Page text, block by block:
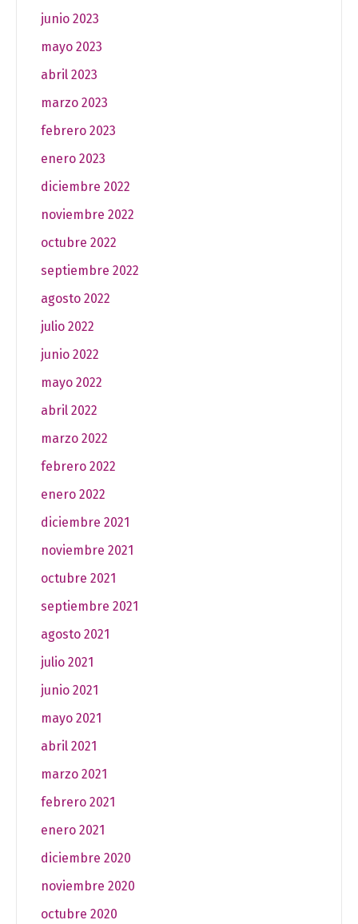
junio 2023
mayo 2023
abril 2023
marzo 2023
febrero 2023
enero 2023
diciembre 2022
noviembre 2022
octubre 2022
septiembre 2022
agosto 2022
julio 2022
junio 2022
mayo 2022
abril 2022
marzo 2022
febrero 2022
enero 2022
diciembre 2021
noviembre 2021
octubre 2021
septiembre 2021
agosto 2021
julio 2021
junio 2021
mayo 2021
abril 2021
marzo 2021
febrero 2021
enero 2021
diciembre 2020
noviembre 2020
octubre 2020